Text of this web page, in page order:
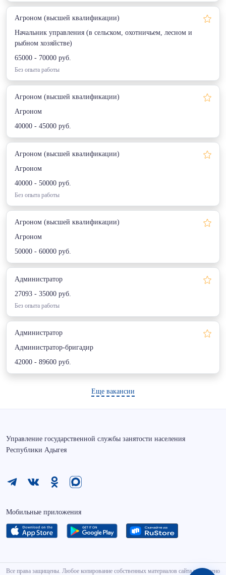
Агроном (высшей квалификации)
Начальник управления (в сельском, охотничьем, лесном и
рыбном хозяйстве)
65000 - 70000 руб.
Без опыта работы
Агроном (высшей квалификации)
Агроном
40000 - 45000 руб.
Агроном (высшей квалификации)
Агроном
40000 - 50000 руб.
Без опыта работы
Агроном (высшей квалификации)
Агроном
50000 - 60000 руб.
Администратор
27093 - 35000 руб.
Без опыта работы
Администратор
Администратор-бригадир
42000 - 89600 руб.
Еще вакансии
Управление государственной службы занятости населения
Республики Адыгея
Мобильные приложения
Все права защищены. Любое копирование собственных материалов сайта разрешено